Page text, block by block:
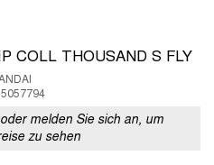
COLL THOUSAND S FLY
melden Sie sich an, um
zu sehen